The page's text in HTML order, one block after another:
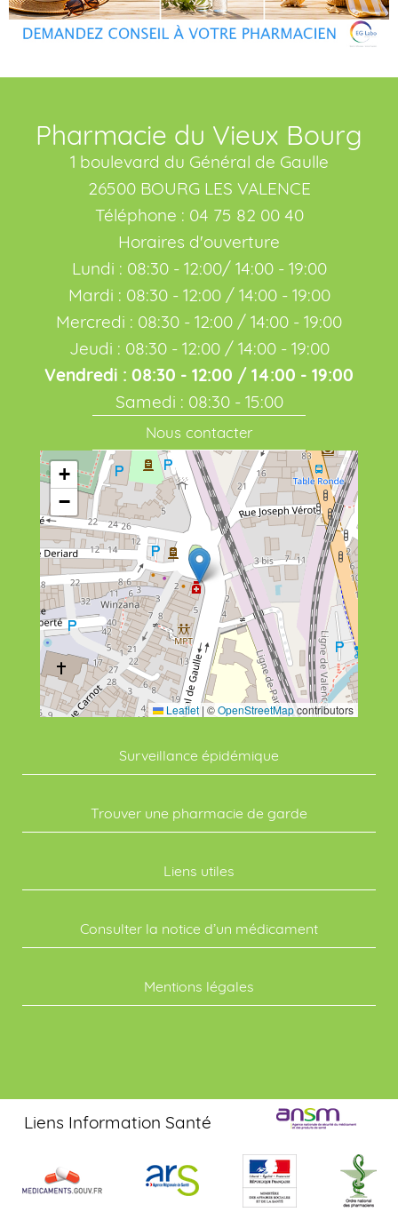
+
−
Leaflet | ©OpenStreetMapcontributors
Surveillance épidémique
Trouver une pharmacie de garde
Liens utiles
Consulter la notice d’un médicament
Mentions légales
Pharmacie du Vieux Bourg
1 boulevard du Général de Gaulle
26500 BOURG LES VALENCE
Téléphone : 04 75 82 00 40
Horaires d'ouverture
Lundi : 08:30 - 12:00/ 14:00 - 19:00
Mardi : 08:30 - 12:00 / 14:00 - 19:00
Mercredi : 08:30 - 12:00 / 14:00 - 19:00
Jeudi : 08:30 - 12:00 / 14:00 - 19:00
Vendredi : 08:30 - 12:00 / 14:00 - 19:00
Samedi : 08:30 - 15:00
Nous contacter
Liens Information Santé